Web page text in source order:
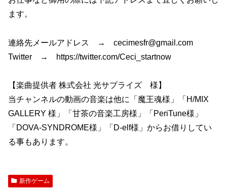
ます。
連絡先メールアドレス → cecimesfr@gmail.com
Twitter → https://twitter.com/Ceci_startnow
【楽曲提供者 株式会社 光サプライズ 様】
当チャンネルの動画の音楽は他に「魔王魂様」「H/MIX
GALLERY 様」「甘茶の音楽工房様」「PeriTune様」
「DOVA-SYNDROME様」「D-elf様」からお借りしてい
る事もあります。
新作ゲーム